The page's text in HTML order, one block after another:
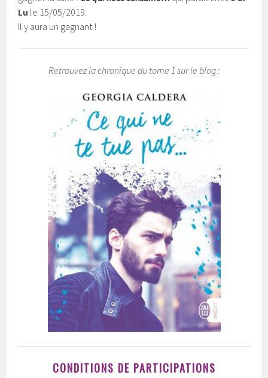
Lu le 15/05/2019.
Il y aura un gagnant !
Retrouvez la chronique du tome 1 sur le blog :
CONDITIONS DE PARTICIPATIONS